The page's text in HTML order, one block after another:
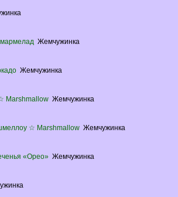
Жемчужинка
Жемчужинка
Marshmallow Жемчужинка
☆ Marshmallow Жемчужинка
«Орео» Жемчужинка